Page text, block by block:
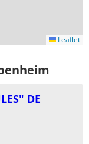
Leaflet
DE